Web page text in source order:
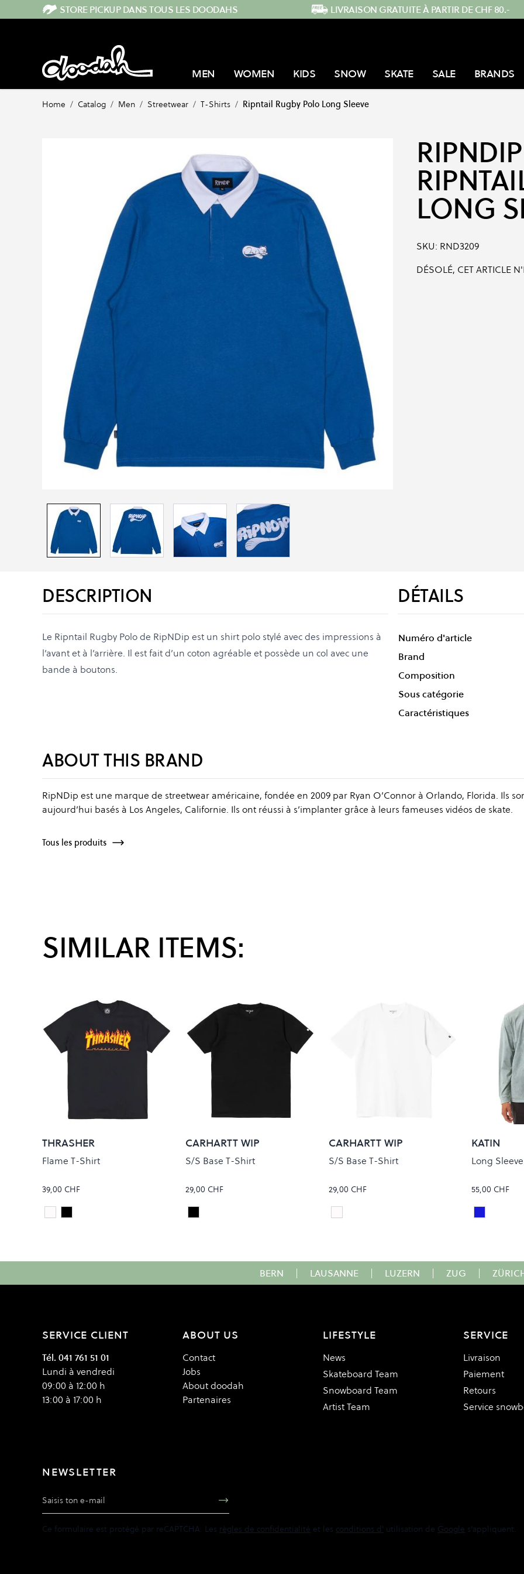
Skip to ContentSTORE PICKUP DANS TOUS LES DOODAHS LIVRAISON GRATUITE À PARTIR DE CHF 80.-
MEN WOMEN KIDS SNOW SKATE SALE BRANDS
Home / Catalog / Men / Streetwear / T-Shirts / Ripntail Rugby Polo Long Sleeve
RIPNDIP
LONG
SKU: RND3209
DÉSOLÉ, CET ARTICLE
DESCRIPTION
Le Ripntail Rugby Polo de RipNDip est un shirt polo stylé avec des impressions à
l’avant et à l’arrière. Il est fait d’un coton agréable et possède un col avec une
bande à boutons.
DÉTAILS
Numéro d'article
Brand
Composition
Sous catégorie
Caractéristiques
ABOUT THIS BRAND
RipNDip est une marque de streetwear américaine, fondée en 2009 par Ryan O’Connor à Orlando, Florida. Ils
aujourd’hui basés à Los Angeles, Californie. Ils ont réussi à s’implanter grâce à leurs fameuses vidéos de skate.
Tous les produits
SIMILAR ITEMS:
THRASHER
Flame T-Shirt
39,00 CHF
Colour
WhiteBlack
CARHARTT WIP
S/S Base T-Shirt
29,00 CHF
Colour
Black/White
CARHARTT WIP
S/S Base T-Shirt
29,00 CHF
Colour
White/Black
KATIN
Long
55,00 CHF
Colour
Steel
BERN | LAUSANNE | LUZERN | ZUG |
SERVICE CLIENT
Tél. 041 761 51 01
Lundi à vendredi
09:00 à 12:00 h
13:00 à 17:00 h
ABOUT US
Contact
Jobs
About doodah
Partenaires
LIFESTYLE
News
Skateboard Team
Snowboard Team
Artist Team
SERVICE
Livraison
Paiement
Retours
Service
NEWSLETTER
Adresse e-mail
Ce formulaire est protégé par reCAPTCHA. Les règles de confidentialité et les conditions d' utilisation de Google s'appliquent.